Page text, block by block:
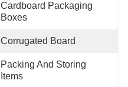
Cardboard Packaging
Boxes
Corrugated Board
Packing And Storing
Items